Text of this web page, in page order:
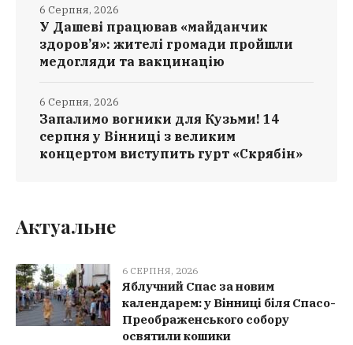
У Дашеві працював «майданчик
здоров’я»: жителі громади пройшли
медогляди та вакцинацію
6 Серпня, 2026
Запалимо вогники для Кузьми! 14
серпня у Вінниці з великим
концертом виступить гурт «Скрябін»
6 Серпня, 2026
Актуальне
6 СЕРПНЯ, 2026
Яблучний Спас за новим
календарем: у Вінниці біля Спасо-
Преображенського собору
освятили кошики